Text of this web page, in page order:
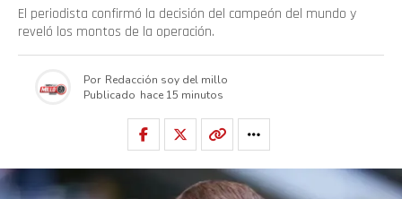
El periodista confirmó la decisión del campeón del mundo y
reveló los montos de la operación.
Por Redacción soy del millo
Publicado hace 15 minutos